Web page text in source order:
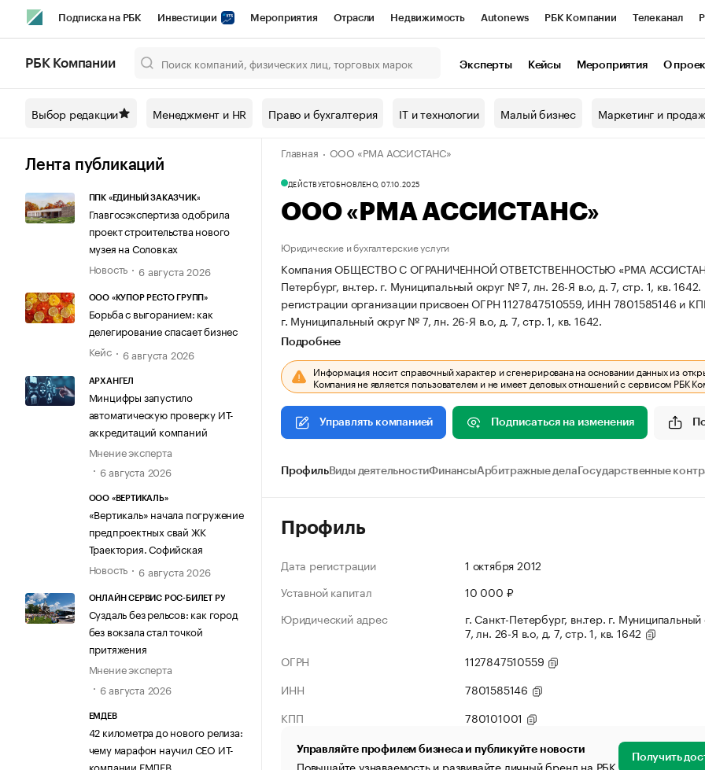
Подписка на РБК Инвестиции Мероприятия Отрасли Недвижимость Autonews РБК Компании Телеканал
Спецпроекты СПб Конференции СПб Спецпроекты Проверка контрагентов
Технологии и медиа Рынок наличной валюты
РБК Компании Эксперты Кейсы Мероприятия О
Выбор редакции Менеджмент и HR Право и бухгалтерия IT и технологии Малый бизнес Маркетинг и
Лента публикаций
ППК «ЕДИНЫЙ ЗАКАЗЧИК»
Главгосэкспертиза одобрила
проект строительства нового
музея на Соловках
Новость
6 августа 2026
ООО «КУПОР РЕСТО ГРУПП»
Борьба с выгоранием: как
делегирование спасает бизнес
Кейс
6 августа 2026
АРХАНГЕЛ
Минцифры запустило
автоматическую проверку ИТ-
аккредитаций компаний
Мнение эксперта
6 августа 2026
ООО «ВЕРТИКАЛЬ»
«Вертикаль» начала погружение
предпроектных свай ЖК
Траектория. Софийская
Новость
6 августа 2026
ОНЛАЙН СЕРВИС РОС-БИЛЕТ РУ
Суздаль без рельсов: как город
без вокзала стал точкой
притяжения
Мнение эксперта
6 августа 2026
ЕМДЕВ
42 километра до нового релиза:
чему марафон научил СЕО ИТ-
компании ЕМДЕВ
Главная ООО «РМА АССИСТАНС»
ДЕЙСТВУЕТОБНОВЛЕНО, 07.10.2025
ООО «РМА АССИСТАНС»
Юридические и бухгалтерские услуги
Компания ОБЩЕСТВО С ОГРАНИЧЕННОЙ ОТВЕТСТВЕННОСТЬЮ «РМА АССИСТАНС»
Петербург, вн.тер. г. Муниципальный округ № 7, лн. 26-Я в.о, д. 7, стр. 1, кв. 1642.
регистрации организации присвоен ОГРН 1127847510559, ИНН 7801585146 и
г. Муниципальный округ № 7, лн. 26-Я в.о, д. 7, стр. 1, кв. 1642.
Подробнее
Информация носит справочный характер и сгенерирована на основании данных из
Компания не является пользователем и не имеет деловых отношений с сервисом РБК
Управлять компанией Подписаться на изменения
ПрофильВиды деятельностиФинансыАрбитражные дела Государственные
Профиль
Дата регистрации
1 октября 2012
Уставной капитал
10 000 ₽
Юридический адрес
г. Санкт-Петербург, вн.тер. г.
7, лн. 26-Я в.о, д. 7, стр. 1, кв. 1642
ОГРН
1127847510559
ИНН
7801585146
КПП
780101001
Управляйте профилем бизнеса и публикуйте новости
Повышайте узнаваемость и развивайте личный бренд на РБК Получить